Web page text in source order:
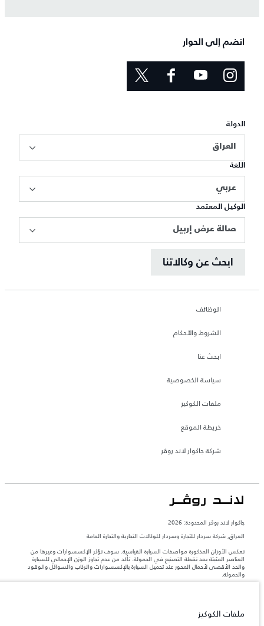
انضم إلى الحوار
الدولة
العراق
اللغة
عربي
الوكيل المعتمد
صالة عرض إربيل
ابحث عن وكالاتنا
الوظائف
الشروط والأحكام
ابحث عنا
سياسة الخصوصية
ملفات الكوكيز
خريطة الموقع
شركة جاكوار لاند روڤر
جاكوار لاند روڨر المحدودة: 2026
العراق, شركة سردار للتجارة وسردار للوكالات التجارية والتجارة العامة
تعكس الأوزان المذكورة مواصفات السيارة القياسية. سوف تؤثر الإكسسوارات وغيرها من
العناصر المثبتة بعد نقطة التصنيع في الحمولة. تأكد من عدم تجاوز الوزن الإجمالي للسيارة
والحد الأقصى لأحمال المحور عند تحميل السيارة بالإكسسوارات والركاب والسوائل والوقود
والحمولة.
آخر، كما أنّها قد تتغير بدون إشعار مسبق. الرجاء التواصل مع وكيلنا المحلي للتأكد من توفّرها
والتحقق من الأسعار.
ملفات الكوكيز